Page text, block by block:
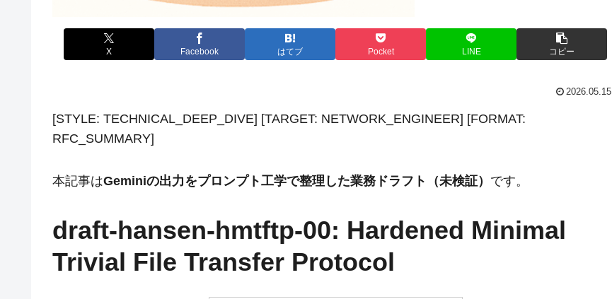
X Facebook はてブ Pocket LINE コピー
2026.05.15
[STYLE: TECHNICAL_DEEP_DIVE] [TARGET: NETWORK_ENGINEER] [FORMAT:
RFC_SUMMARY]
本記事はGeminiの出力をプロンプト工学で整理した業務ドラフト（未検証） です。
draft-hansen-hmtftp-00: Hardened Minimal
Trivial File Transfer Protocol